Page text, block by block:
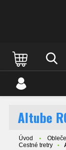
Altube
Úvod
Cestné tretry